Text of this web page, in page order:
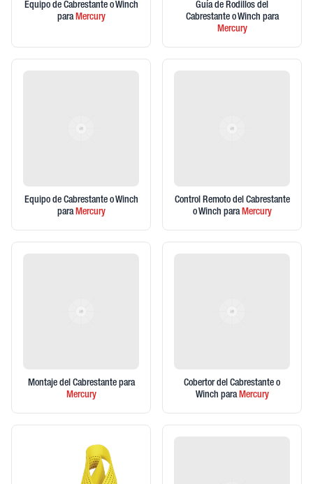
Equipo de Cabrestante o Winch
paraMercury
Guía de Rodillos del
Cabrestante o Winch para
Mercury
Equipo de Cabrestante o Winch
paraMercury
Control Remoto del Cabrestante
o Winch paraMercury
Montaje del Cabrestante para
Mercury
Cobertor del Cabrestante o
Winch paraMercury